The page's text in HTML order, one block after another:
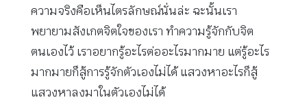
ความจริงคือเห็นไตรลักษณ์นั่นล่ะ ฉะนั้นเรา
พยายามสังเกตจิตใจของเรา ทำความรู้จักกับจิต
ตนเองไว้ เราอยากรู้อะไรต่ออะไรมากมาย แต่รู้อะไร
มากมายก็สู้การรู้จักตัวเองไม่ได้ แสวงหาอะไรก็สู้
แสวงหาลงมาในตัวเองไม่ได้